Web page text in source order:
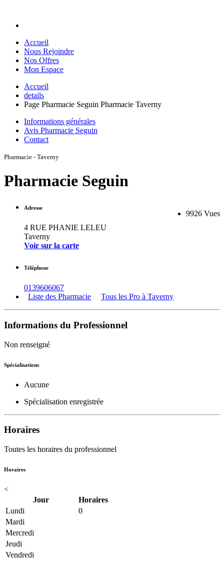
Accueil
Nous Rejoindre
Nos Offres
Mon Espace
Accueil
details
Page Pharmacie Seguin Pharmacie Taverny
Informations générales
Avis Pharmacie Seguin
Contact
Pharmacie - Taverny
Pharmacie Seguin
9926 Vues
Adresse
4 RUE PHANIE LELEU
Taverny
Voir sur la carte
Téléphone
0139606067
Liste des Pharmacie
Tous les Pro à Taverny
Informations du Professionnel
Non renseigné
Spécialisations
Aucune
Spécialisation enregistrée
Horaires
Toutes les horaires du professionnel
Horaires
<
Jour
Horaires
Lundi
0
Mardi
Mercredi
Jeudi
Vendredi